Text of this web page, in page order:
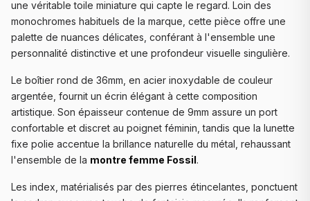
une véritable toile miniature qui capte le regard. Loin des
monochromes habituels de la marque, cette pièce offre une
palette de nuances délicates, conférant à l'ensemble une
personnalité distinctive et une profondeur visuelle singulière.
Le boîtier rond de 36mm, en acier inoxydable de couleur
argentée, fournit un écrin élégant à cette composition
artistique. Son épaisseur contenue de 9mm assure un port
confortable et discret au poignet féminin, tandis que la lunette
fixe polie accentue la brillance naturelle du métal, rehaussant
l'ensemble de la montre femme Fossil.
Les index, matérialisés par des pierres étincelantes, ponctuent